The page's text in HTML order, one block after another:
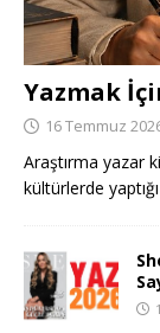
Yazmak
16 Temmuz
Araştırma yazar
kültürlerde yaptığı